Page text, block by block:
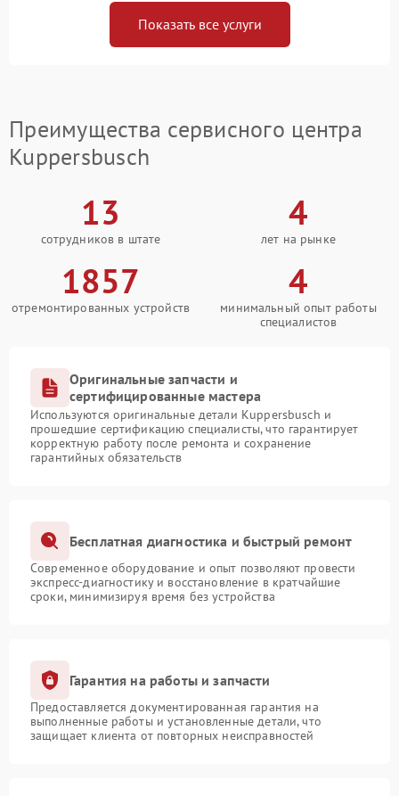
Показать все услуги
Преимущества сервисного центра
Kuppersbusch
13
сотрудников в штате
4
лет на рынке
1857
отремонтированных устройств
4
минимальный опыт работы
специалистов
Оригинальные запчасти и
сертифицированные мастера
Используются оригинальные детали Kuppersbusch и
прошедшие сертификацию специалисты, что гарантирует
корректную работу после ремонта и сохранение
гарантийных обязательств
Бесплатная диагностика и быстрый ремонт
Современное оборудование и опыт позволяют провести
экспресс-диагностику и восстановление в кратчайшие
сроки, минимизируя время без устройства
Гарантия на работы и запчасти
Предоставляется документированная гарантия на
выполненные работы и установленные детали, что
защищает клиента от повторных неисправностей